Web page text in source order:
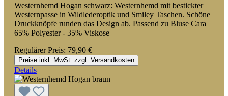
Westernhemd Hogan schwarz: Westernhemd mit bestickter
Westernpasse in Wildlederoptik und Smiley Taschen. Schöne
Druckknöpfe runden das Design ab. Passend zu Bluse Cara
65% Polyester - 35% Viskose
Regulärer Preis: 79,90 €
Preise inkl. MwSt. zzgl. Versandkosten
Details